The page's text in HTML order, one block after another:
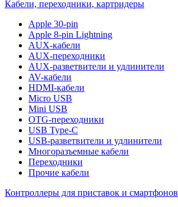
Кабели, переходники, картридеры
Apple 30-pin
Apple 8-pin Lightning
AUX-кабели
AUX-переходники
AUX-разветвители и удлинители
AV-кабели
HDMI-кабели
Micro USB
Mini USB
OTG-переходники
USB Type-C
USB-разветвители и удлинители
Многоразъемные кабели
Переходники
Прочие кабели
Контроллеры для приставок и смартфонов